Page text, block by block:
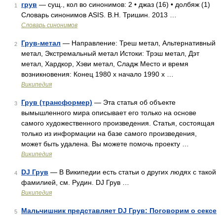
1 грув — сущ., кол во синонимов: 2 • джаз (16) • долбяж (1)
Словарь синонимов ASIS. В.Н. Тришин. 2013 …
Словарь синонимов
2 Грув-метал — Направление: Треш метал, Альтернативный
метал, Экстремальный метал Истоки: Трэш метал, Дэт
метал, Хардкор, Хэви метал, Сладж Место и время
возникновения: Конец 1980 х начало 1990 х …
Википедия
3 Грув (трансформер) — Эта статья об объекте
вымышленного мира описывает его только на основе
самого художественного произведения. Статья, состоящая
только из информации на базе самого произведения,
может быть удалена. Вы можете помочь проекту …
Википедия
4 DJ Грув — В Википедии есть статьи о других людях с такой
фамилией, см. Рудин. DJ Грув …
Википедия
5
Мальчишник представляет DJ Грув: Поговорим о сексе